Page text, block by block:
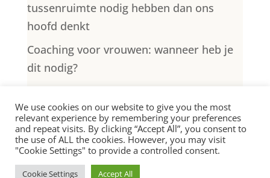
tussenruimte nodig hebben dan ons
hoofd denkt
Coaching voor vrouwen: wanneer heb je
dit nodig?
nieuwe levensrichting
© Katrien de Jong 2026 |Algemene Voorwaarden
We use cookies on our website to give you the most
relevant experience by remembering your preferences
and repeat visits. By clicking “Accept All”, you consent to
the use of ALL the cookies. However, you may visit
"Cookie Settings" to provide a controlled consent.
Cookie Settings Accept All